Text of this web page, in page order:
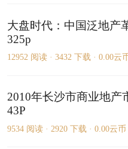
大盘时代：中国泛地产
325p
12952 阅读 · 3432 下载 · 0.00云
2010年长沙市商业地产
43P
9534 阅读 · 2920 下载 · 0.00云币